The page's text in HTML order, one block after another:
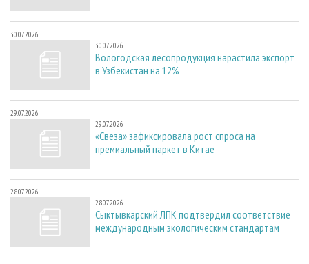
30.07.2026
30.07.2026
Вологодская лесопродукция нарастила экспорт
в Узбекистан на 12%
29.07.2026
29.07.2026
«Свеза» зафиксировала рост спроса на
премиальный паркет в Китае
28.07.2026
28.07.2026
Сыктывкарский ЛПК подтвердил соответствие
международным экологическим стандартам